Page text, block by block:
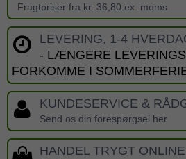
Fragtpriser fra kr. 36,80 ex. moms
LEVERING, 1-4
- LÆNGERE
FORKOMME I
KUNDESERVICE &
Send os din forespørgsel her
HANDEL TRYGT